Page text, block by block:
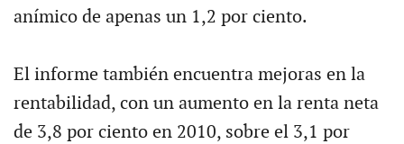
anímico de apenas un 1,2 por ciento.
El informe también encuentra mejoras en la
rentabilidad, con un aumento en la renta neta
de 3,8 por ciento en 2010, sobre el 3,1 por